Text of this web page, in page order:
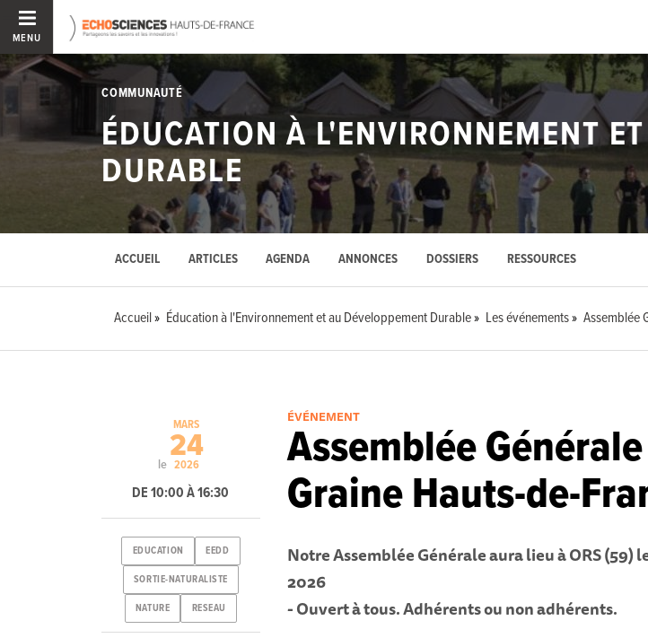
MENU
COMMUNAUTÉ
ÉDUCATION À L'ENVIRONNEMENT
DURABLE
ACCUEIL ARTICLES AGENDA ANNONCES DOSSIERS RESSOURCES
Accueil Éducation à l'Environnement et au Développement Durable Les événements Assemblée
ÉVÉNEMENT
Assemblée
Graine Hauts-de-
Notre Assemblée Générale aura lieu à ORS (59)
2026
- Ouvert à tous. Adhérents ou non adhérents.
le
MARS
24
2026
DE 10:00 À 16:30
EDUCATION EEDD
SORTIE-NATURALISTE
NATURE RESEAU